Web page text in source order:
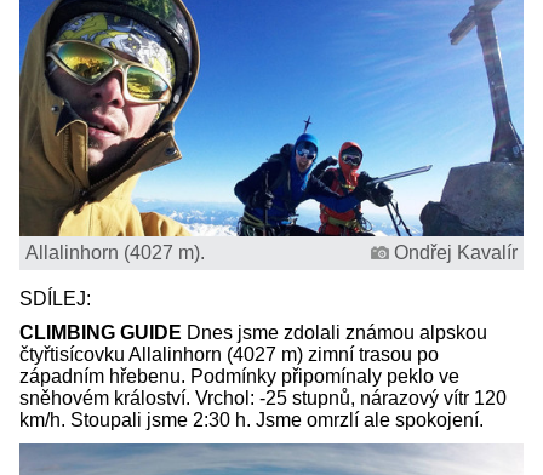
Allalinhorn (4027 m). Ondřej Kavalír
SDÍLEJ:
CLIMBING GUIDE Dnes jsme zdolali známou alpskou
čtyřtisícovku Allalinhorn (4027 m) zimní trasou po
západním hřebenu. Podmínky připomínaly peklo ve
sněhovém králoství. Vrchol: -25 stupnů, nárazový vítr 120
km/h. Stoupali jsme 2:30 h. Jsme omrzlí ale spokojení.